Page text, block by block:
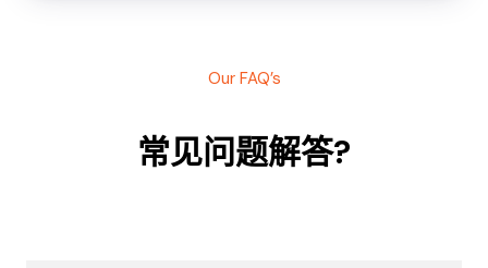
Our FAQ’s
常见问题解答?